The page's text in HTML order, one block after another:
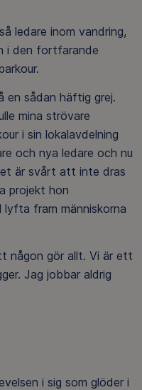
ledare inom vandring,
i den fortfarande
en sådan häftig grej.
mina strövare
i sin lokalavdelning
och nya ledare och nu
är svårt att inte dras
projekt hon
lyfta fram människorna
någon gör allt. Vi är ett
Jag jobbar aldrig
i sig som glöder i